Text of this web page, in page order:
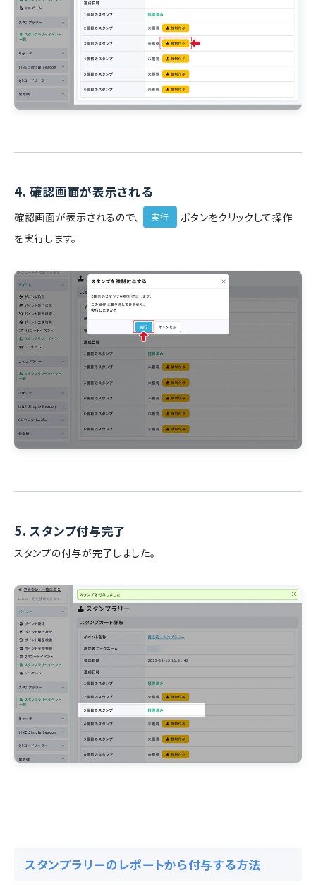
4. 確認画面が表示される
確認画面が表示されるので、 実行
ボタンをクリックして操作
を実行します。
5. スタンプ付与完了
スタンプの付与が完了しました。
スタンプラリーのレポートから付与する方法